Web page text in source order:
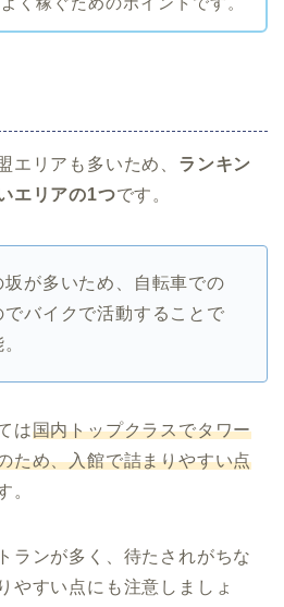
エリアも多いため、 ランキン
エリアの1つです。
坂が多いため、自転車での
バイクで活動することで
は国内トップクラスでタワー
ため、入館で詰まりやすい点
。
ランが多く、待たされがちな
やすい点にも注意しましょ